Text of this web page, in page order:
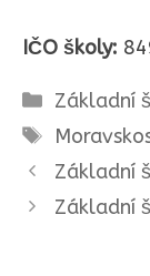
IČO školy:
Rubriky
Základní
Štítky
Základní
Základní